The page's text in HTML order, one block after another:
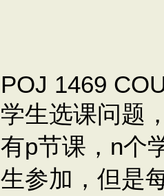
POJ 1469
学生选课问题
有p节课，n个
生参加，但是